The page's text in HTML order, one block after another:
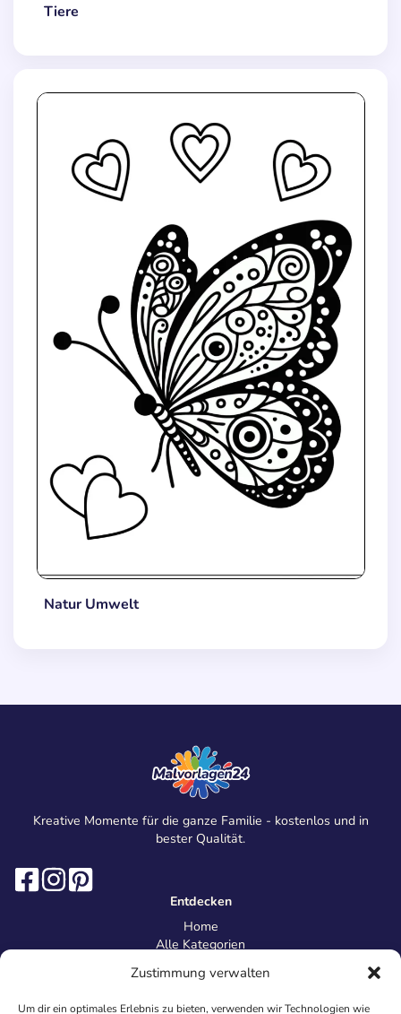
Zustimmung verwalten
Um dir ein optimales Erlebnis zu bieten, verwenden wir Technologien wie
Tiere
Natur Umwelt
Kreative Momente für die ganze Familie - kostenlos und in
bester Qualität.
Entdecken
Home
Alle Kategorien
Information
Über uns